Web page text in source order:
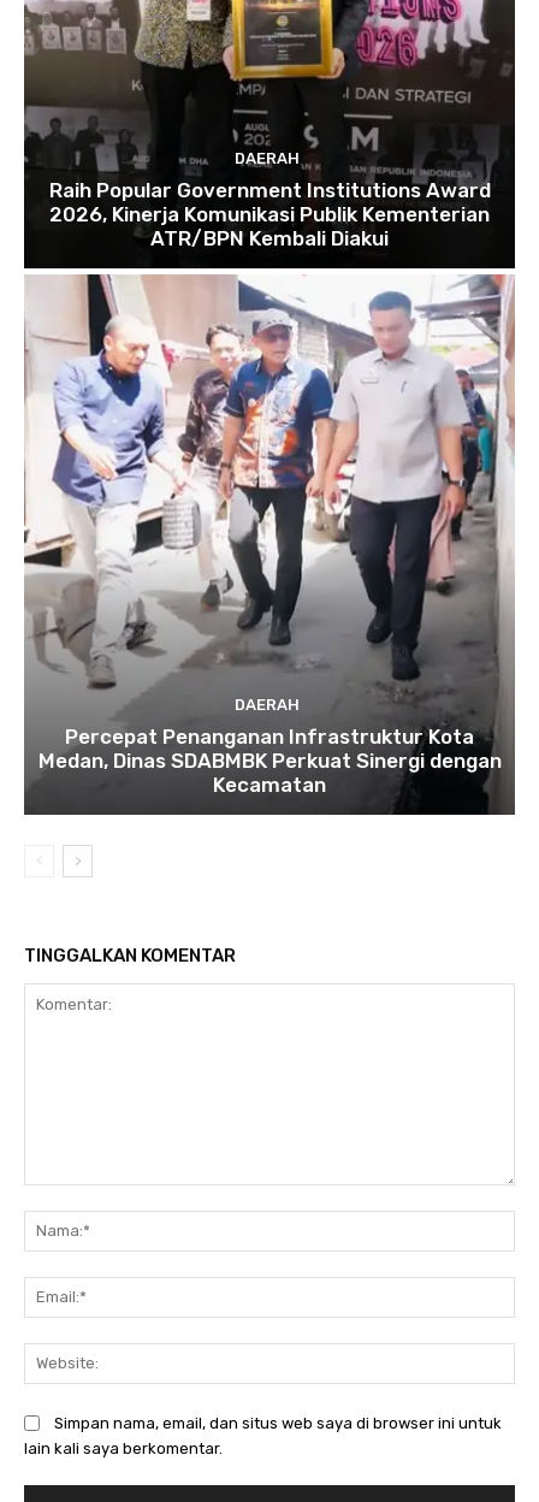
DAERAH
Raih Popular Government Institutions Award
2026, Kinerja Komunikasi Publik Kementerian
ATR/BPN Kembali Diakui
DAERAH
Percepat Penanganan Infrastruktur Kota
Medan, Dinas SDABMBK Perkuat Sinergi dengan
Kecamatan
TINGGALKAN KOMENTAR
Simpan nama, email, dan situs web saya di browser ini untuk
lain kali saya berkomentar.